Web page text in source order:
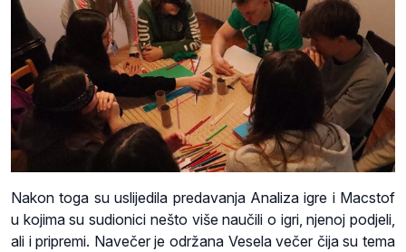
Nakon toga su uslijedila predavanja Analiza igre i Macstof
u kojima su sudionici nešto više naučili o igri, njenoj podjeli,
ali i pripremi. Navečer je održana Vesela večer čija su tema